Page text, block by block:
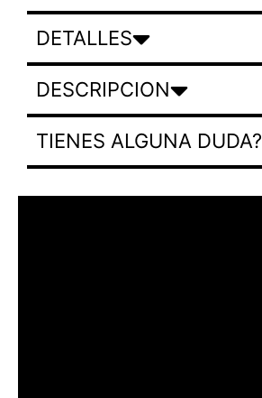
DETALLES
DESCRIPCION
TIENES ALGUNA DUDA?